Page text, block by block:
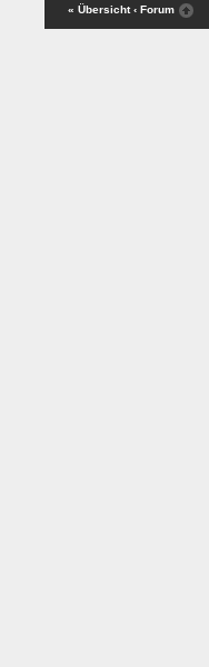
« Übersicht ‹ Forum